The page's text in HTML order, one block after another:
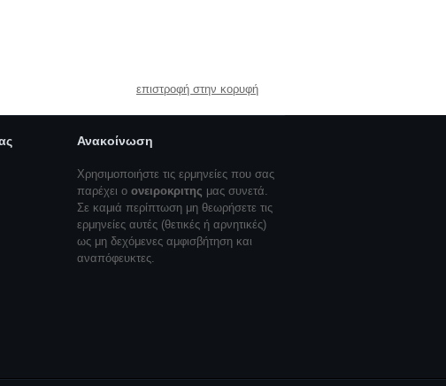
επιστροφή στην κορυφή
Ανακοίνωση
Χρησιμοποιήστε τις ερμηνείες που σας
παρέχει ο ονειροκριτης μας συνετά.
Σε καμιά περίπτωση μη θεωρήσετε τις
ερμηνείες αυτές (θετικές ή αρνητικές)
ως μη δεχόμενες αμφισβήτηση και
αναπόφευκτες.